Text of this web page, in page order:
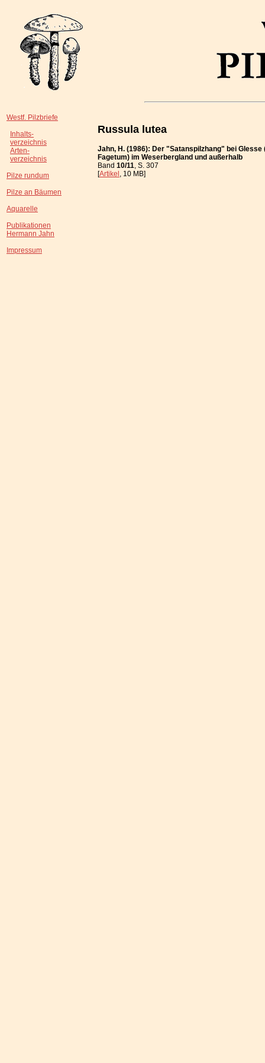
Westf. Pilzbriefe
Inhalts-
verzeichnis
Arten-
verzeichnis
Pilze rundum
Pilze an Bäumen
Aquarelle
Publikationen
Hermann Jahn
Impressum
Russula lutea
Jahn, H. (1986): Der "Satanspilzhang" bei
Fagetum) im Weserbergland und außerhalb
Band 10/11, S. 307
[Artikel, 10 MB]